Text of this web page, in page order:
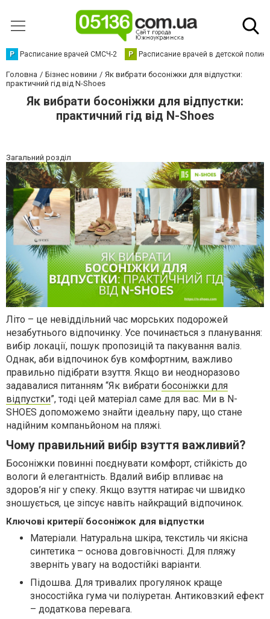
Р Расписание врачей СМСЧ-2 Р Расписание врачей в детской
Головна Бізнес новини
Як вибрати босоніжки для відпустки:
практичний гід від N-Shoes
Як вибрати босоніжки для відпустки:
практичний гід від N-Shoes
Загальний розділ
Літо – це невіддільний час морських подорожей
незабутнього відпочинку. Усе починається з планування:
вибір локації, пошук пропозицій та пакування валіз.
Однак, аби відпочинок був комфортним, важливо
правильно підібрати взуття. Якщо ви неодноразово
задавалися питанням “Як вибрати босоніжки для
відпустки”, тоді цей матеріал саме для вас. Ми в N-
SHOES допоможемо знайти ідеальну пару, що стане
надійним компаньйоном на пляжі.
Чому правильний вибір взуття важливий?
Босоніжки повинні поєднувати комфорт, стійкість до
вологи й елегантність. Вдалий вибір впливає на
здоров’я ніг у спеку. Якщо взуття натирає чи швидко
зношується, це зіпсує навіть найкращий відпочинок.
Ключові критерії босоніжок для відпустки
Матеріали. Натуральна шкіра, текстиль чи якісна
синтетика – основа довговічності. Для пляжу
зверніть увагу на водостійкі варіанти.
Підошва. Для тривалих прогулянок краще
зносостійка гума чи поліуретан. Антиковзкий ефект
– додаткова перевага.